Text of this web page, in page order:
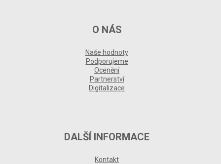
O NÁS
Naše hodnoty
Podporujeme
Ocenění
Partnerství
Digitalizace
DALŠÍ INFORMACE
Kontakt